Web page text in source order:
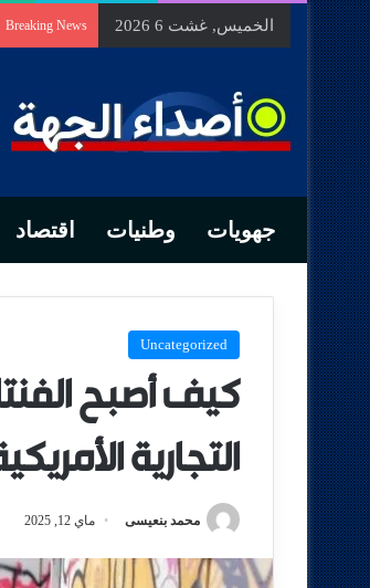
الخميس, غشت 6 2026 Breaking News
جهويات وطنيات اقتصاد
Uncategorized
كيف أصبح
التجارية
محمد بنعيسى ماي 12, 2025